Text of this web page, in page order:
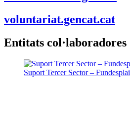
voluntariat.gencat.cat
Entitats col·laboradores
Suport Tercer Sector – Fundesplai